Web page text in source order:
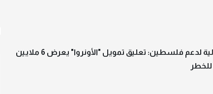
الهيئة الدولية لدعم فلسطين: تعليق تمويل "الأونروا" يعرض 6 ملايين